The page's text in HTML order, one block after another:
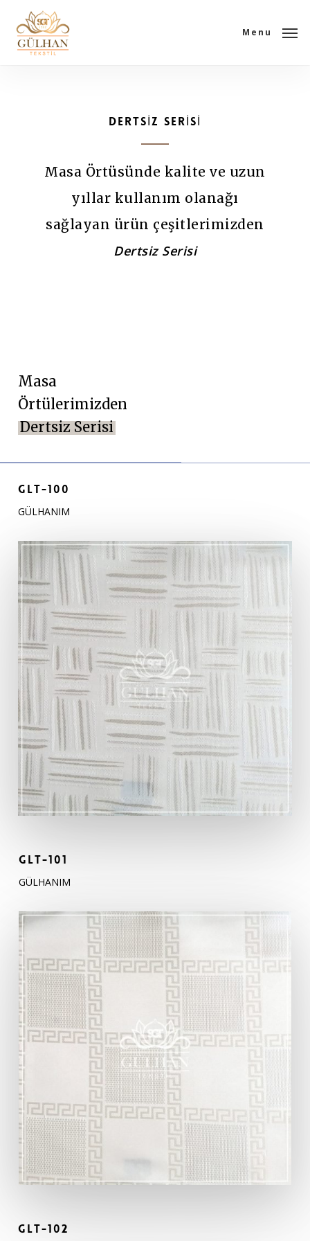
main
content
Menu
DERTSİZ SERİSİ
Masa Örtüsünde kalite ve uzun
yıllar kullanım olanağı
sağlayan ürün çeşitlerimizden
Dertsiz Serisi
Masa
Örtülerimizden
Dertsiz Serisi
GLT-100
GÜLHANIM
GLT-101
GÜLHANIM
GLT-102